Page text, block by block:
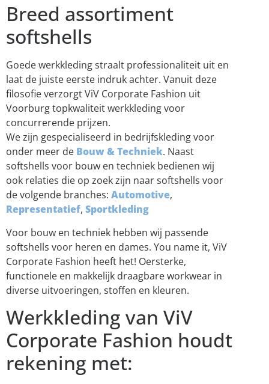
Breed assortiment
softshells
Goede werkkleding straalt professionaliteit uit en
laat de juiste eerste indruk achter. Vanuit deze
filosofie verzorgt ViV Corporate Fashion uit
Voorburg topkwaliteit werkkleding voor
concurrerende prijzen.
We zijn gespecialiseerd in bedrijfskleding voor
onder meer de Bouw & Techniek. Naast
softshells voor bouw en techniek bedienen wij
ook relaties die op zoek zijn naar softshells voor
de volgende branches: Automotive,
Representatief, Sportkleding
Voor bouw en techniek hebben wij passende
softshells voor heren en dames. You name it, ViV
Corporate Fashion heeft het! Oersterke,
functionele en makkelijk draagbare workwear in
diverse uitvoeringen, stoffen en kleuren.
Werkkleding van ViV
Corporate Fashion houdt
rekening met: